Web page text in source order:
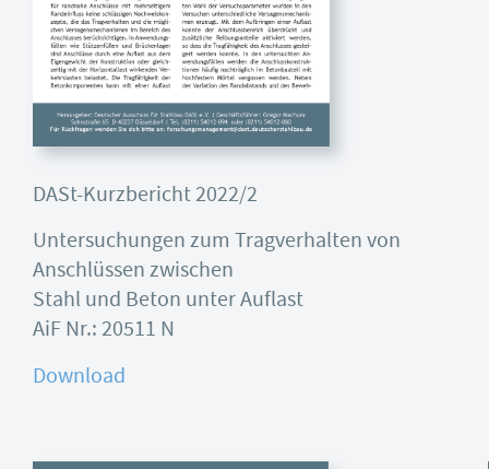
DASt-Kurzbericht 2022/2
Untersuchungen zum Tragverhalten von
Anschlüssen zwischen
Stahl und Beton unter Auflast
AiF Nr.: 20511 N
Download